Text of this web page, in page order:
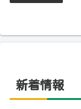
新着情報